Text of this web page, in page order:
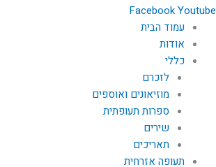
FacebookYoutube
עמוד הבית
אודות
כללי
לזכרם
מוזיאונים ואוספים
ספרות תעופתית
שירים
תאריכים
תעופה אזרחית